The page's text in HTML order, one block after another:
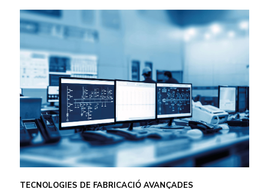
TECNOLOGIES DE FABRICACIÓ AVANÇADES